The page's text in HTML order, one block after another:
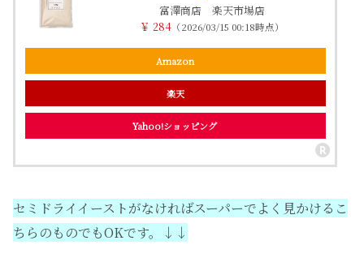
富澤商店 楽天市場店
￥ 284 （2026/03/15 00:18時点）
Amazon
楽天
Yahoo!ショッピング
セミドライイーストがなければスーパーでよく見かけるこ
ちらのものでもOKです。↓↓